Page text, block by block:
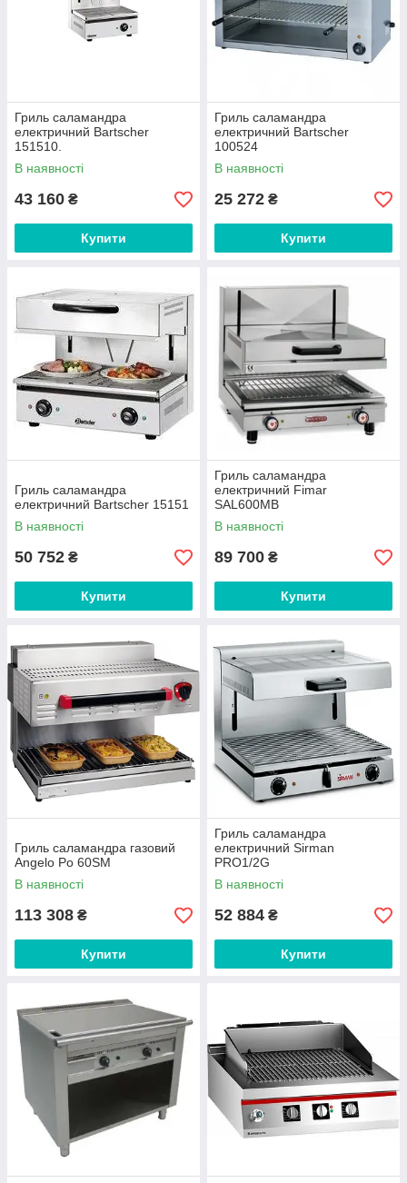
Гриль саламандра
електричний Bartscher
151510.
В наявності
43 160 ₴
Купити
Гриль саламандра
електричний Bartscher
100524
В наявності
25 272 ₴
Купити
Гриль саламандра
електричний Bartscher 15151
В наявності
50 752 ₴
Купити
Гриль саламандра
електричний Fimar
SAL600MB
В наявності
89 700 ₴
Купити
Гриль саламандра газовий
Angelo Po 60SM
В наявності
113 308 ₴
Купити
Гриль саламандра
електричний Sirman
PRO1/2G
В наявності
52 884 ₴
Купити